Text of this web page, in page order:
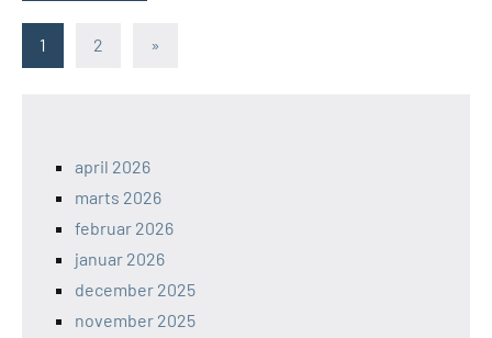
Navigation
1 2
Næste
»
april 2026
marts 2026
februar 2026
januar 2026
december 2025
november 2025